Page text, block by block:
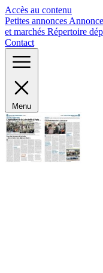
Accès au contenu
Petites annonces
et marchés Répertoire
Contact
Menu
Panneau de gestion des